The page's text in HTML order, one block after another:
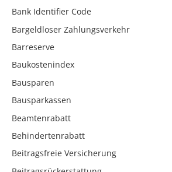
Bank Identifier Code
Bargeldloser Zahlungsverkehr
Barreserve
Baukostenindex
Bausparen
Bausparkassen
Beamtenrabatt
Behindertenrabatt
Beitragsfreie Versicherung